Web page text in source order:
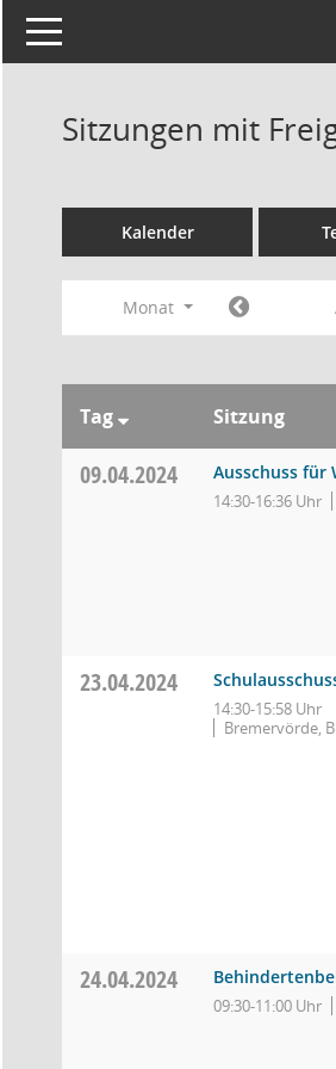
Toggle navigation
Sitzungen mit
Kalender
Monat
Tag Sitzung
09.04.2024 Ausschuss für
14:30-16:36 Uhr
23.04.2024
14:30-15:58 Uhr
Bremervörde,
24.04.2024
09:30-11:00 Uhr